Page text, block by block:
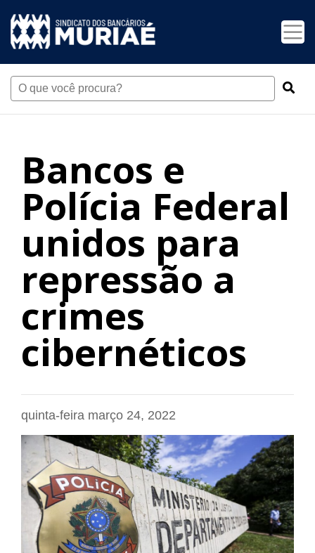
Bancos e
Polícia Federal
unidos para
repressão a
crimes
cibernéticos
quinta-feira março 24, 2022